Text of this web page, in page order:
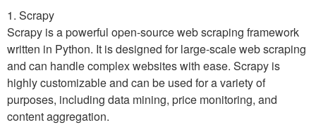
1. Scrapy
Scrapy is a powerful open-source web scraping framework
written in Python. It is designed for large-scale web scraping
and can handle complex websites with ease. Scrapy is
highly customizable and can be used for a variety of
purposes, including data mining, price monitoring, and
content aggregation.